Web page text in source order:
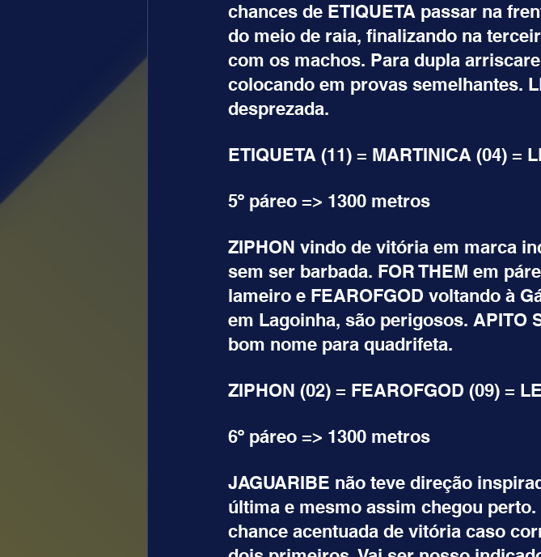
chances de ETIQUETA passar na
do meio de raia, finalizando na
com os machos. Para dupla
colocando em provas semelhantes.
desprezada.
ETIQUETA (11) = MARTINICA (04) =
5º páreo => 1300 metros
ZIPHON vindo de vitória em marca
sem ser barbada. FOR THEM em
lameiro e FEAROFGOD voltando à
em Lagoinha, são perigosos. APITO
bom nome para quadrifeta.
ZIPHON (02) = FEAROFGOD (09) =
6º páreo => 1300 metros
JAGUARIBE não teve direção
última e mesmo assim chegou
chance acentuada de vitória caso